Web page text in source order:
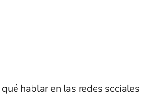
hablar en las redes sociales